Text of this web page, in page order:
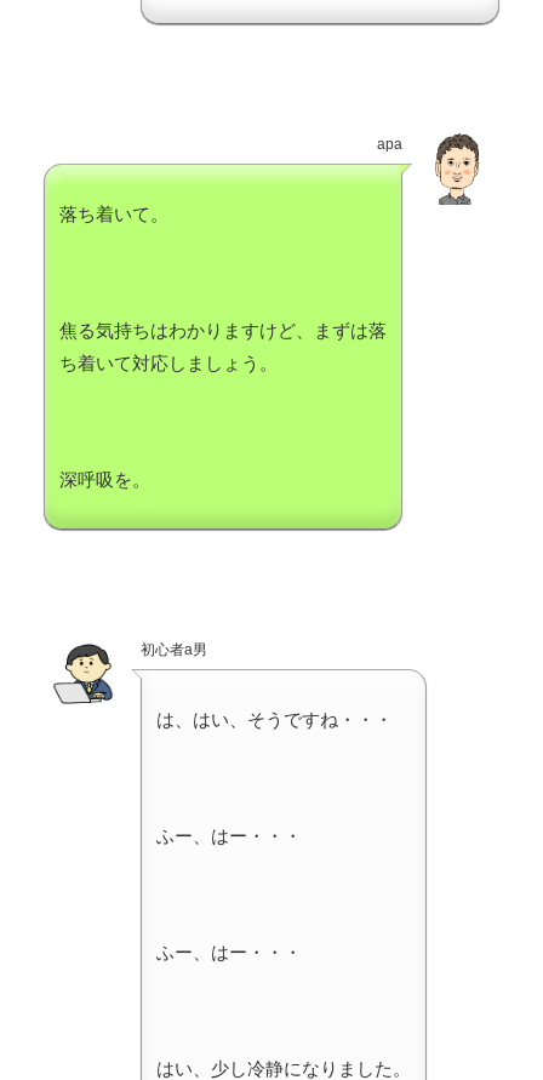
apa
落ち着いて。
焦る気持ちはわかりますけど、まずは落
ち着いて対応しましょう。
深呼吸を。
初心者a男
は、はい、そうですね・・・
ふー、はー・・・
ふー、はー・・・
はい、少し冷静になりました。